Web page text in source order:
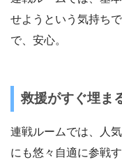
せようという気持ち
で、安心。
救援がすぐ埋ま
連戦ルームでは、人
にも悠々自適に参戦